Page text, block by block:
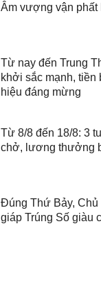
Âm vượng vận phất
Từ nay đến Trung
khởi sắc mạnh, tiền
hiệu đáng mừng
Từ 8/8 đến 18/8: 3
chở, lương thưởng
Đúng Thứ Bảy, Chủ
giáp Trúng Số giàu